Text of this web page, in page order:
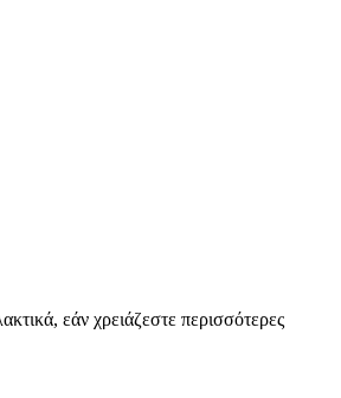
εάν χρειάζεστε περισσότερες